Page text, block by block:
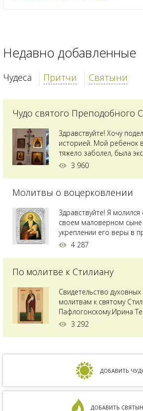
Недавно добавленные
Чудеса Притчи Святыни
Здравствуйте! Хочу
историей. Мой ребенок
тяжело заболел, была
сложнейшая операция,
святого Владимира я
позже прочитав про
Преподобного...
3 960
Молитвы о воцерковлении
Здравствуйте! Я
своем маловерном сыне
укреплении его веры в
мы с супругой
вершину. Приложились к
4 287
По молитве к Стилиану
Свидетельство
молитвам к святому
Пафлогонскому.Ирина
года):Мы с мужем долгое
на совместимость
несовместимы. Кроме
3 292
ДОБАВИТЬ
ДОБАВИТЬ